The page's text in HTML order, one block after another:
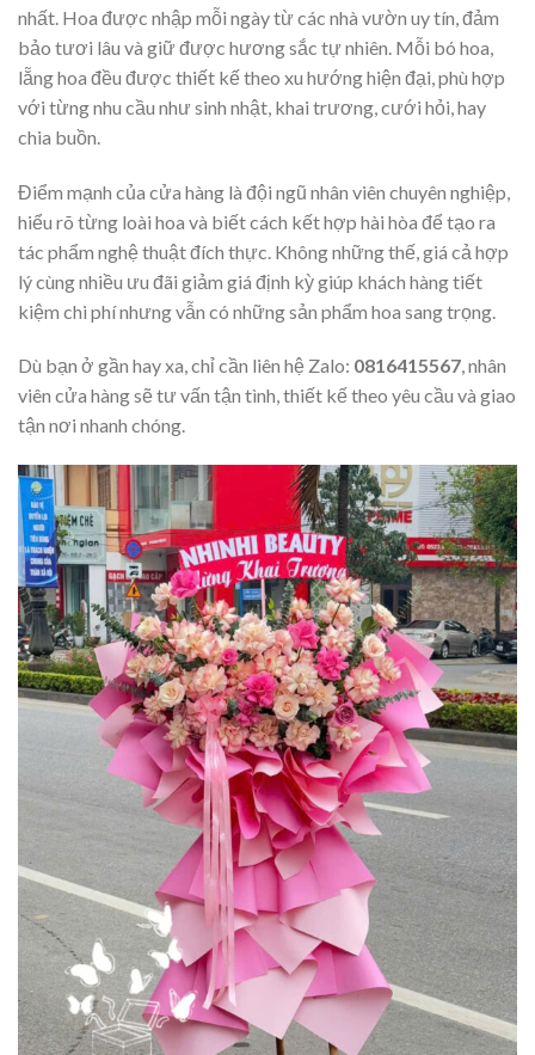
nhất. Hoa được nhập mỗi ngày từ các nhà vườn uy tín, đảm
bảo tươi lâu và giữ được hương sắc tự nhiên. Mỗi bó hoa,
lẵng hoa đều được thiết kế theo xu hướng hiện đại, phù hợp
với từng nhu cầu như sinh nhật, khai trương, cưới hỏi, hay
chia buồn.
Điểm mạnh của cửa hàng là đội ngũ nhân viên chuyên nghiệp,
hiểu rõ từng loài hoa và biết cách kết hợp hài hòa để tạo ra
tác phẩm nghệ thuật đích thực. Không những thế, giá cả hợp
lý cùng nhiều ưu đãi giảm giá định kỳ giúp khách hàng tiết
kiệm chi phí nhưng vẫn có những sản phẩm hoa sang trọng.
Dù bạn ở gần hay xa, chỉ cần liên hệ Zalo: 0816415567, nhân
viên cửa hàng sẽ tư vấn tận tình, thiết kế theo yêu cầu và giao
tận nơi nhanh chóng.